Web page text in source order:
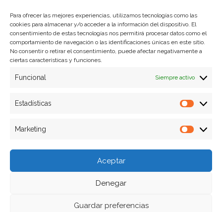
Para ofrecer las mejores experiencias, utilizamos tecnologías como las
cookies para almacenar y/o acceder a la información del dispositivo. El
consentimiento de estas tecnologías nos permitirá procesar datos como el
comportamiento de navegación o las identificaciones únicas en este sitio.
No consentir o retirar el consentimiento, puede afectar negativamente a
ciertas características y funciones.
Funcional Siempre activo
Estadísticas
Marketing
Aceptar
Denegar
Guardar preferencias
Formas de pago
Plazos y condiciones de envio
Politica de devoluciones